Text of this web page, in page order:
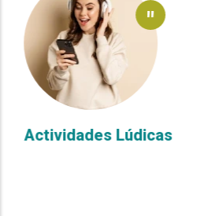
"
Actividades Lúdicas